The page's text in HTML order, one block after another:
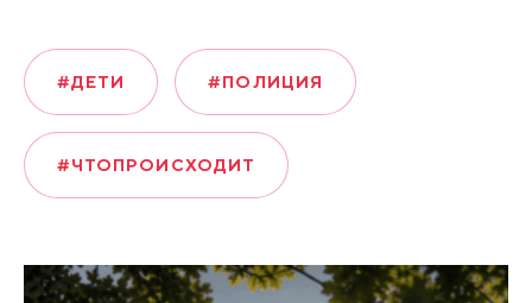
#ДЕТИ #ПОЛИЦИЯ
#ЧТОПРОИСХОДИТ